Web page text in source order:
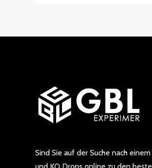
Sind Sie auf der Suche nach
und KO Drops online zu den